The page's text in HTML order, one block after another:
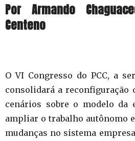
Por Armando
Centeno
O VI Congresso do PCC, a
consolidará a reconfiguração
cenários sobre o modelo da
ampliar o trabalho autônomo
mudanças no sistema